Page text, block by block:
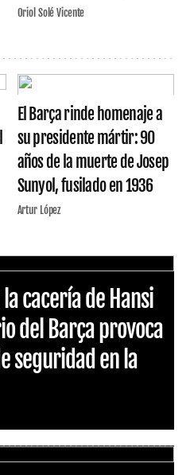
Oriol Solé Vicente
El Barça rinde homenaje a
su presidente mártir: 90
años de la muerte de Josep
Sunyol, fusilado en 1936
Artur López
cacería de Hansi
del Barça provoca
seguridad en la